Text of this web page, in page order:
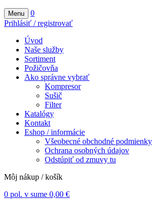
Menu
0
Prihlásiť / registrovať
Úvod
Naše služby
Sortiment
Požičovňa
Ako správne vybrať
Kompresor
Sušič
Filter
Katalógy
Kontakt
Eshop / informácie
Všeobecné obchodné podmienky
Ochrana osobných údajov
Odstúpiť od zmuvy tu
Môj nákup / košík
0 pol. v sume 0,00 €